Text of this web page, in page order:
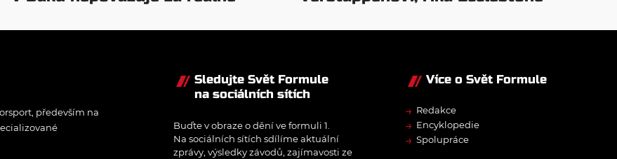
především na
Sledujte Svět Formule
na sociálních sítích
Buďte v obraze o dění ve formuli 1.
Na sociálních sítích sdílíme aktuální
zprávy, výsledky závodů, zajímavosti ze
Více o Svět Formule
→ Redakce
→ Encyklopedie
→ Spolupráce